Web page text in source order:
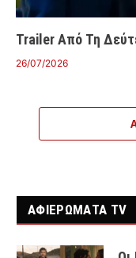
Trailer Από Τη
26/07/2026
ΑΦΙΕΡΩΜΑΤΑ TV